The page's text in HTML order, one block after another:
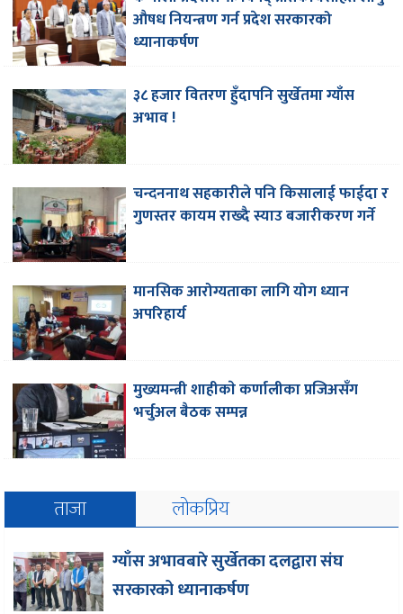
औषध नियन्त्रण गर्न प्रदेश सरकारको
ध्यानाकर्षण
३८ हजार वितरण हुँदापनि सुर्खेतमा ग्याँस
अभाव !
चन्दननाथ सहकारीले पनि किसालाई फाईदा र
गुणस्तर कायम राख्दै स्याउ बजारीकरण गर्ने
मानसिक आरोग्यताका लागि योग ध्यान
अपरिहार्य
मुख्यमन्त्री शाहीकाे कर्णालीका प्रजिअसँग
भर्चुअल बैठक सम्पन्न
ताजा लोकप्रिय
ग्याँस अभावबारे सुर्खेतका दलद्वारा संघ
सरकारको ध्यानाकर्षण